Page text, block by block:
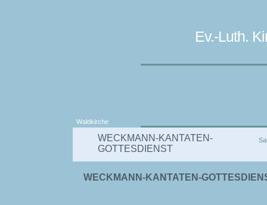
Ev.-Luth.
Waldkirche
WECKMANN-KANTATEN-
GOTTESDIENST
WECKMANN-KANTATEN-